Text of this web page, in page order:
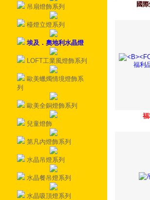
吊扇燈飾系列
檯燈立燈系列
埃及．奧地利水晶燈
LOFT工業風燈飾系列
歐美蠟燭情境燈飾系
列
歐美全銅燈飾系列
兒童燈飾
第凡內燈飾系列
水晶吊燈系列
水晶餐吊燈系列
水晶吸頂燈系列
國